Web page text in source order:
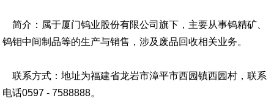
简介：属于厦门钨业股份有限公司旗下，主要从事钨精矿、
钨钼中间制品等的生产与销售，涉及废品回收相关业务。
联系方式：地址为福建省龙岩市漳平市西园镇西园村，联系
电话0597 - 7588888。